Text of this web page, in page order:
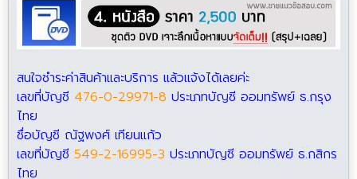
สนใจชำระค่าสินค้าและบริการ แล้วแจ้งได้เลยค่ะ
เลขที่บัญชี 476-0-29971-8 ประเภทบัญชี ออมทรัพย์ ธ.กรุง
ไทย
ชื่อบัญชี ณัฐพงศ์ เทียนแก้ว
เลขที่บัญชี 549-2-16995-3 ประเภทบัญชี ออมทรัพย์ ธ.กสิกร
ไทย